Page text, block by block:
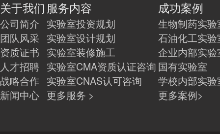
关于我们
公司简介
团队风采
资质证书
人才招聘
战略合作
新闻中心
服务内容
实验室投资规划
实验室设计规划
实验室装修施工
实验室CMA资质认证咨询
实验室CNAS认可咨询
更多服务 >
成功案例
生物制药实验
石油化工实验
企业内部实验
国有实验室
学校内部实验
更多案例>